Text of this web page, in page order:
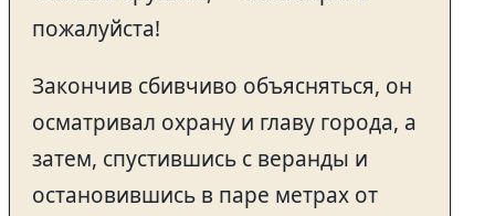
пожалуйста!
Закончив сбивчиво объясняться, он
осматривал охрану и главу города, а
затем, спустившись с веранды и
остановившись в паре метрах от